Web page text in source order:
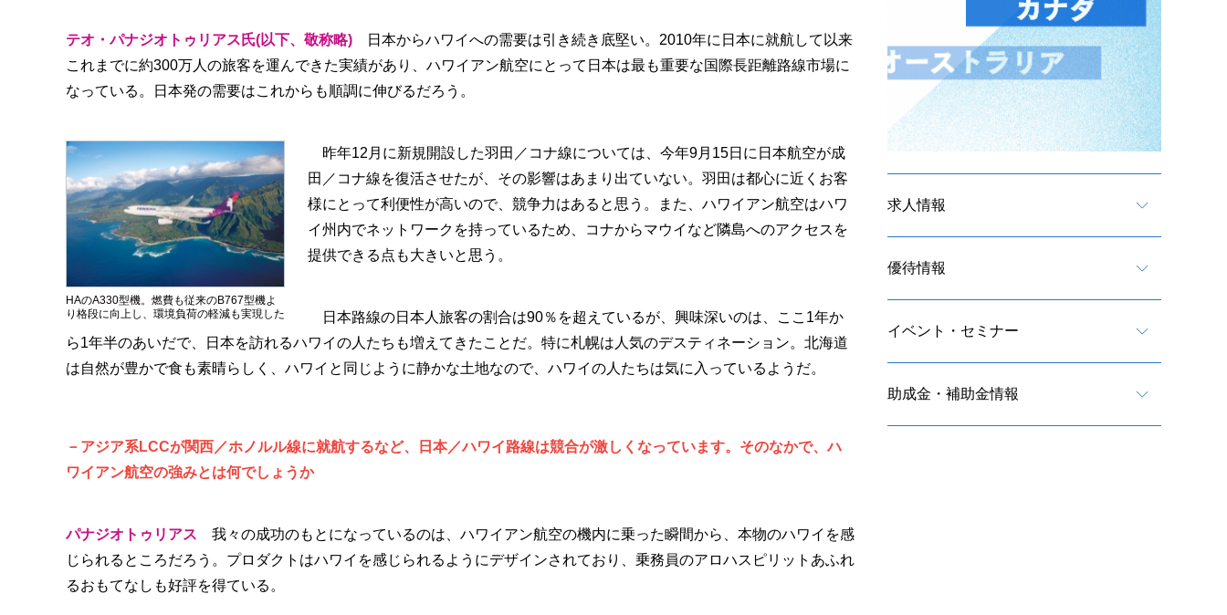
テオ・パナジオトゥリアス氏(以下、敬称略) 日本からハワイへの需要は引き続き底堅い。2010年に日本に就航して以来
これまでに約300万人の旅客を運んできた実績があり、ハワイアン航空にとって日本は最も重要な国際長距離路線市場に
なっている。日本発の需要はこれからも順調に伸びるだろう。
HAのA330型機。燃費も従来のB767型機よ
り格段に向上し、環境負荷の軽減も実現した
昨年12月に新規開設した羽田／コナ線については、今年9月15日に日本航空が成
田／コナ線を復活させたが、その影響はあまり出ていない。羽田は都心に近くお客
様にとって利便性が高いので、競争力はあると思う。また、ハワイアン航空はハワ
イ州内でネットワークを持っているため、コナからマウイなど隣島へのアクセスを
提供できる点も大きいと思う。
日本路線の日本人旅客の割合は90％を超えているが、興味深いのは、ここ1年か
ら1年半のあいだで、日本を訪れるハワイの人たちも増えてきたことだ。特に札幌は人気のデスティネーション。北海道
は自然が豊かで食も素晴らしく、ハワイと同じように静かな土地なので、ハワイの人たちは気に入っているようだ。
－アジア系LCCが関西／ホノルル線に就航するなど、日本／ハワイ路線は競合が激しくなっています。そのなかで、ハ
ワイアン航空の強みとは何でしょうか
パナジオトゥリアス 我々の成功のもとになっているのは、ハワイアン航空の機内に乗った瞬間から、本物のハワイを感
じられるところだろう。プロダクトはハワイを感じられるようにデザインされており、乗務員のアロハスピリットあふれ
るおもてなしも好評を得ている。
求人情報
優待情報
イベント・セミナー
助成金・補助金情報